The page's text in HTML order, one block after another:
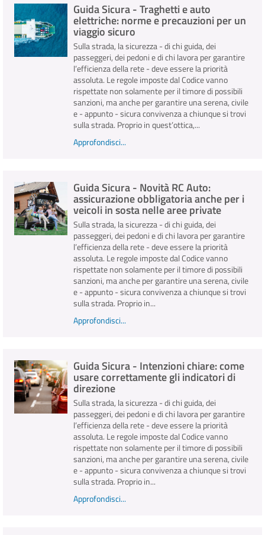
Guida Sicura - Traghetti e auto
elettriche: norme e precauzioni per un
viaggio sicuro
Sulla strada, la sicurezza - di chi guida, dei
passeggeri, dei pedoni e di chi lavora per garantire
l’efficienza della rete - deve essere la priorità
assoluta. Le regole imposte dal Codice vanno
rispettate non solamente per il timore di possibili
sanzioni, ma anche per garantire una serena, civile
e - appunto - sicura convivenza a chiunque si trovi
sulla strada. Proprio in quest’ottica,...
Approfondisci...
Guida Sicura - Novità RC Auto:
assicurazione obbligatoria anche per i
veicoli in sosta nelle aree private
Sulla strada, la sicurezza - di chi guida, dei
passeggeri, dei pedoni e di chi lavora per garantire
l’efficienza della rete - deve essere la priorità
assoluta. Le regole imposte dal Codice vanno
rispettate non solamente per il timore di possibili
sanzioni, ma anche per garantire una serena, civile
e - appunto - sicura convivenza a chiunque si trovi
sulla strada. Proprio in...
Approfondisci...
Guida Sicura - Intenzioni chiare: come
usare correttamente gli indicatori di
direzione
Sulla strada, la sicurezza - di chi guida, dei
passeggeri, dei pedoni e di chi lavora per garantire
l’efficienza della rete - deve essere la priorità
assoluta. Le regole imposte dal Codice vanno
rispettate non solamente per il timore di possibili
sanzioni, ma anche per garantire una serena, civile
e - appunto - sicura convivenza a chiunque si trovi
sulla strada. Proprio in...
Approfondisci...